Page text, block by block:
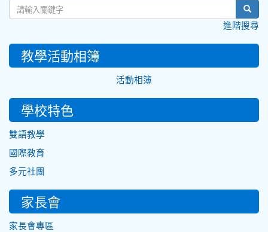
進階搜尋
教學活動相簿
活動相簿
學校特色
雙語教學
國際教育
多元社團
家長會
家長會專區